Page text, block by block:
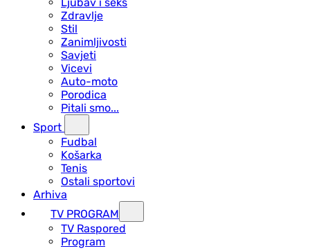
Zdravlje
Stil
Zanimljivosti
Savjeti
Vicevi
Auto-moto
Porodica
Pitali smo...
Sport
Fudbal
Košarka
Tenis
Ostali sportovi
Arhiva
TV PROGRAM
ТV Raspored
Program